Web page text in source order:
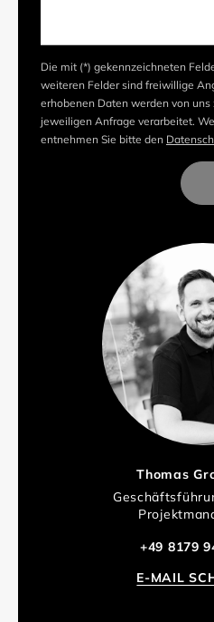
Thomas
+49 8179
E-MAIL
Die mit (*) gekennzeichneten
weiteren Felder sind freiwillige
erhobenen Daten werden von
jeweiligen Anfrage verarbeitet.
entnehmen Sie bitte den